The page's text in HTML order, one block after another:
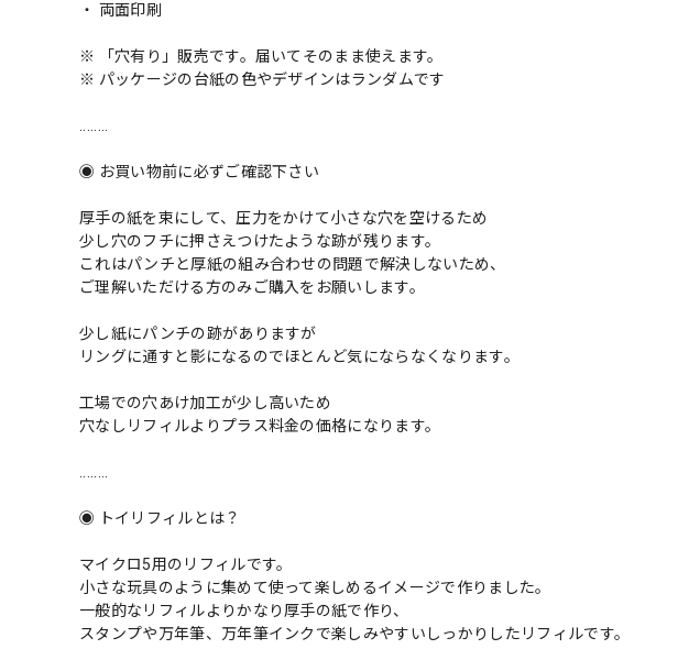
・ 両面印刷
※ 「穴有り」販売です。届いてそのまま使えます。
※ パッケージの台紙の色やデザインはランダムです
◉ お買い物前に必ずご確認下さい
厚手の紙を束にして、圧力をかけて小さな穴を空けるため
少し穴のフチに押さえつけたような跡が残ります。
これはパンチと厚紙の組み合わせの問題で解決しないため、
ご理解いただける方のみご購入をお願いします。
少し紙にパンチの跡がありますが
リングに通すと影になるのでほとんど気にならなくなります。
工場での穴あけ加工が少し高いため
穴なしリフィルよりプラス料金の価格になります。
◉ トイリフィルとは？
マイクロ5用のリフィルです。
小さな玩具のように集めて使って楽しめるイメージで作りました。
一般的なリフィルよりかなり厚手の紙で作り、
スタンプや万年筆、万年筆インクで楽しみやすいしっかりしたリフィルです。